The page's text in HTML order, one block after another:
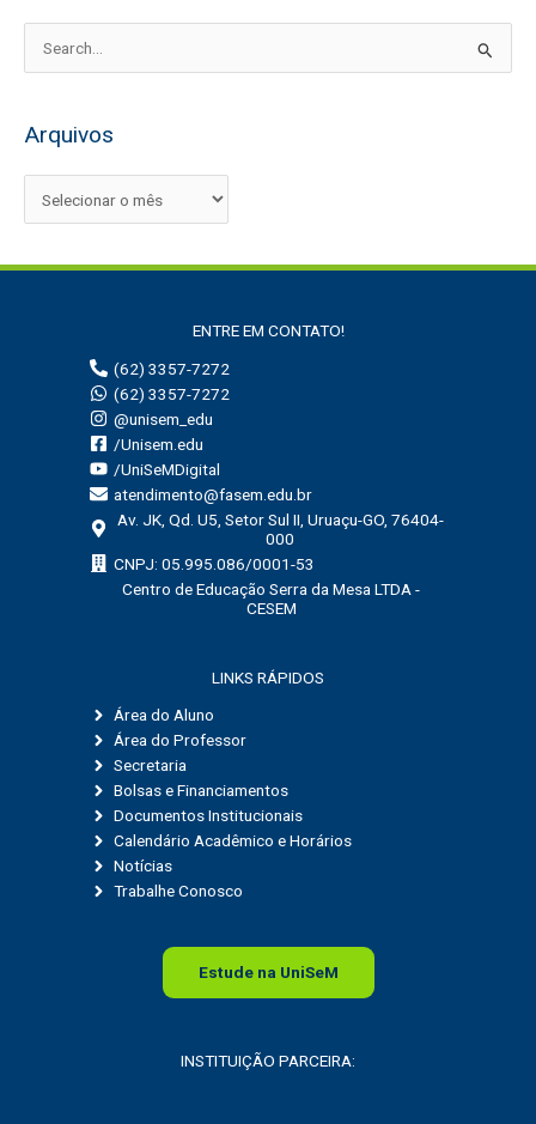
u
Arquivos
ENTRE EM CONTATO!
(62) 3357-7272
(62) 3357-7272
@unisem_edu
/Unisem.edu
/UniSeMDigital
atendimento@fasem.edu.br
Av. JK, Qd. U5, Setor Sul II, Uruaçu-GO, 76404-
000
CNPJ: 05.995.086/0001-53
Centro de Educação Serra da Mesa LTDA -
CESEM
LINKS RÁPIDOS
Área do Aluno
Área do Professor
Secretaria
Bolsas e Financiamentos
Documentos Institucionais
Calendário Acadêmico e Horários
Notícias
Trabalhe Conosco
Estude na UniSeM
INSTITUIÇÃO PARCEIRA: